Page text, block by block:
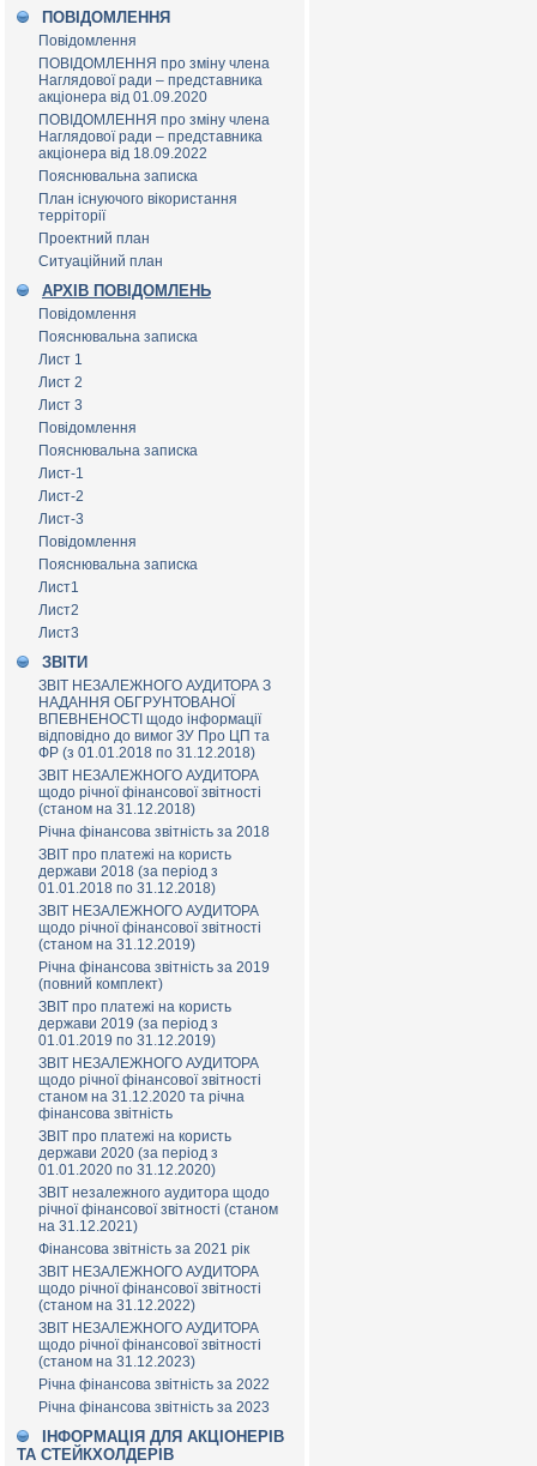
ПОВІДОМЛЕННЯ
Повідомлення
ПОВІДОМЛЕННЯ про зміну члена
Наглядової ради – представника
акціонера від 01.09.2020
ПОВІДОМЛЕННЯ про зміну члена
Наглядової ради – представника
акціонера від 18.09.2022
Пояснювальна записка
План існуючого вікористання
терріторії
Проектний план
Ситуаційний план
АРХІВ ПОВІДОМЛЕНЬ
Повідомлення
Пояснювальна записка
Лист 1
Лист 2
Лист 3
Повідомлення
Пояснювальна записка
Лист-1
Лист-2
Лист-3
Повідомлення
Пояснювальна записка
Лист1
Лист2
Лист3
ЗВІТИ
ЗВІТ НЕЗАЛЕЖНОГО АУДИТОРА З
НАДАННЯ ОБГРУНТОВАНОЇ
ВПЕВНЕНОСТІ щодо інформації
відповідно до вимог ЗУ Про ЦП та
ФР (з 01.01.2018 по 31.12.2018)
ЗВІТ НЕЗАЛЕЖНОГО АУДИТОРА
щодо річної фінансової звітності
(станом на 31.12.2018)
Річна фінансова звітність за 2018
ЗВІТ про платежі на користь
держави 2018 (за період з
01.01.2018 по 31.12.2018)
ЗВІТ НЕЗАЛЕЖНОГО АУДИТОРА
щодо річної фінансової звітності
(станом на 31.12.2019)
Річна фінансова звітність за 2019
(повний комплект)
ЗВІТ про платежі на користь
держави 2019 (за період з
01.01.2019 по 31.12.2019)
ЗВІТ НЕЗАЛЕЖНОГО АУДИТОРА
щодо річної фінансової звітності
станом на 31.12.2020 та річна
фінансова звітність
ЗВІТ про платежі на користь
держави 2020 (за період з
01.01.2020 по 31.12.2020)
ЗВІТ незалежного аудитора щодо
річної фінансової звітності (станом
на 31.12.2021)
Фінансова звітність за 2021 рік
ЗВІТ НЕЗАЛЕЖНОГО АУДИТОРА
щодо річної фінансової звітності
(станом на 31.12.2022)
ЗВІТ НЕЗАЛЕЖНОГО АУДИТОРА
щодо річної фінансової звітності
(станом на 31.12.2023)
Річна фінансова звітність за 2022
Річна фінансова звітність за 2023
ІНФОРМАЦІЯ ДЛЯ АКЦІОНЕРІВ
ТА СТЕЙКХОЛДЕРІВ